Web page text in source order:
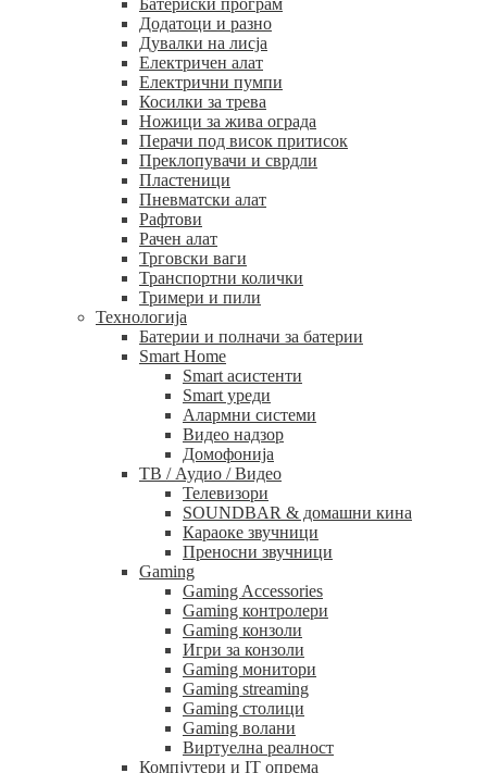
Батериски програм
Додатоци и разно
Дувалки на лисја
Електричен алат
Електрични пумпи
Косилки за трева
Ножици за жива ограда
Перачи под висок притисок
Преклопувачи и сврдли
Пластеници
Пневматски алат
Рафтови
Рачен алат
Трговски ваги
Транспортни колички
Тримери и пили
Технологија
Батерии и полначи за батерии
Smart Home
Smart асистенти
Smart уреди
Алармни системи
Видео надзор
Домофонија
ТВ / Аудио / Видео
Телевизори
SOUNDBAR & домашни кина
Караоке звучници
Преносни звучници
Gaming
Gaming Accessories
Gaming контролери
Gaming конзоли
Игри за конзоли
Gaming монитори
Gaming streaming
Gaming столици
Gaming волани
Виртуелна реалност
Компјутери и IT опрема